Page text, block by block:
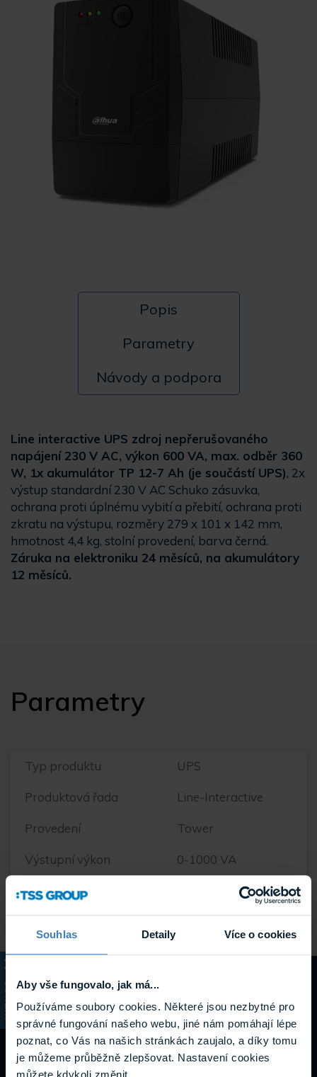
Souhlas Detaily Více o cookies
Aby vše fungovalo, jak má...
Používáme soubory cookies. Některé jsou nezbytné pro
správné fungování našeho webu, jiné nám pomáhají lépe
poznat, co Vás na našich stránkách zaujalo, a díky tomu
je můžeme průběžně zlepšovat. Nastavení cookies
KATALOG
Popis
Parametry
Návody a podpora
Line interactive UPS zdroj nepřerušovaného
napájení 230 V AC, výkon 600 VA, max. odběr 360
W, 1x akumulátor TP 12-7 Ah (je součástí UPS), 2x
výstup standardní 230 V AC Schuko zásuvka,
ochrana proti úplnému vybití a přebití, ochrana proti
zkratu na výstupu, rozměry 279 x 101 x 142 mm,
hmotnost 4,4 kg, stolní provedení, barva černá.
Záruka na elektroniku 24 měsíců, na akumulátory
12 měsíců.
Parametry
Typ produktu UPS
Produktová řada Line-Interactive
Provedení Tower
Výstupní výkon 0-1000 VA
Hmotnost
Návody a
podpora